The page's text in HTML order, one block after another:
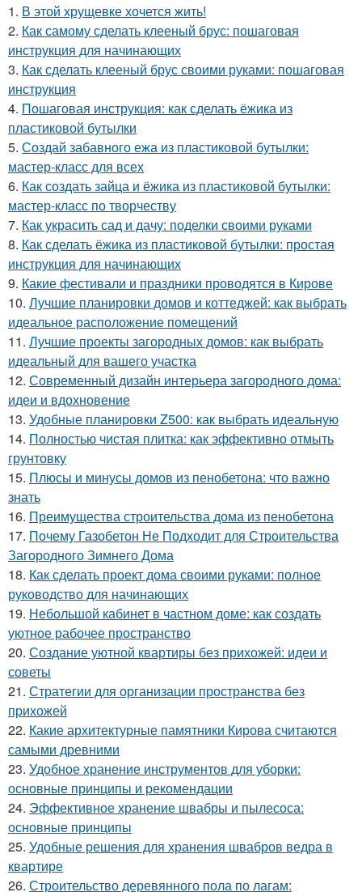
1. В этой хрущевке хочется жить!
2. Как самому сделать клееный брус: пошаговая
инструкция для начинающих
3. Как сделать клееный брус своими руками: пошаговая
инструкция
4. Пошаговая инструкция: как сделать ёжика из
пластиковой бутылки
5. Создай забавного ежа из пластиковой бутылки:
мастер-класс для всех
6. Как создать зайца и ёжика из пластиковой бутылки:
мастер-класс по творчеству
7. Как украсить сад и дачу: поделки своими руками
8. Как сделать ёжика из пластиковой бутылки: простая
инструкция для начинающих
9. Какие фестивали и праздники проводятся в Кирове
10. Лучшие планировки домов и коттеджей: как выбрать
идеальное расположение помещений
11. Лучшие проекты загородных домов: как выбрать
идеальный для вашего участка
12. Современный дизайн интерьера загородного дома:
идеи и вдохновение
13. Удобные планировки Z500: как выбрать идеальную
14. Полностью чистая плитка: как эффективно отмыть
грунтовку
15. Плюсы и минусы домов из пенобетона: что важно
знать
16. Преимущества строительства дома из пенобетона
17. Почему Газобетон Не Подходит для Строительства
Загородного Зимнего Дома
18. Как сделать проект дома своими руками: полное
руководство для начинающих
19. Небольшой кабинет в частном доме: как создать
уютное рабочее пространство
20. Создание уютной квартиры без прихожей: идеи и
советы
21. Стратегии для организации пространства без
прихожей
22. Какие архитектурные памятники Кирова считаются
самыми древними
23. Удобное хранение инструментов для уборки:
основные принципы и рекомендации
24. Эффективное хранение швабры и пылесоса:
основные принципы
25. Удобные решения для хранения швабров ведра в
квартире
26. Строительство деревянного пола по лагам: